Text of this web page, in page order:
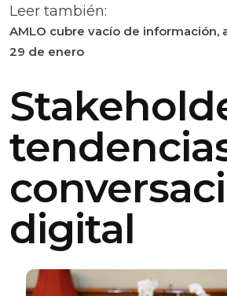
Leer también:
AMLO cubre vacío de información,
29 de enero
digital